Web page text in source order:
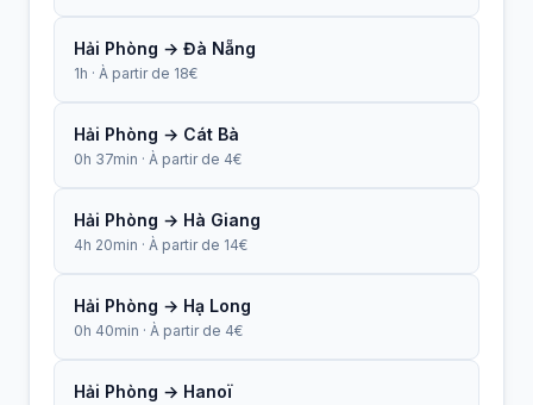
Hải Phòng → Đà Nẵng
1h · À partir de 18€
Hải Phòng → Cát Bà
0h 37min · À partir de 4€
Hải Phòng → Hà Giang
4h 20min · À partir de 14€
Hải Phòng → Hạ Long
0h 40min · À partir de 4€
Hải Phòng → Hanoï